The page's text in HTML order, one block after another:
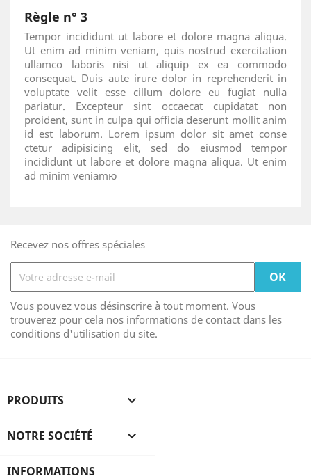
Règle n° 3
Tempor incididunt ut labore et dolore magna aliqua.
Ut enim ad minim veniam, quis nostrud exercitation
ullamco laboris nisi ut aliquip ex ea commodo
consequat. Duis aute irure dolor in reprehenderit in
voluptate velit esse cillum dolore eu fugiat nulla
pariatur. Excepteur sint occaecat cupidatat non
proident, sunt in culpa qui officia deserunt mollit anim
id est laborum. Lorem ipsum dolor sit amet conse
ctetur adipisicing elit, sed do eiusmod tempor
incididunt ut labore et dolore magna aliqua. Ut enim
ad minim veniamю
Recevez nos offres spéciales
Vous pouvez vous désinscrire à tout moment. Vous
trouverez pour cela nos informations de contact dans les
conditions d'utilisation du site.
PRODUITS 
NOTRE SOCIÉTÉ 
INFORMATIONS